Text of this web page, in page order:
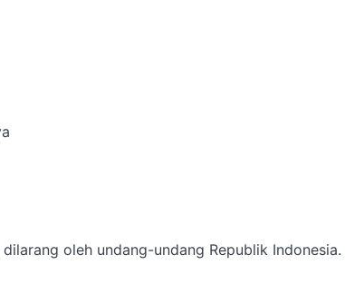
oleh undang-undang Republik Indonesia.